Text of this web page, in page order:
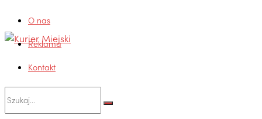
O nas
Reklama
Kontakt